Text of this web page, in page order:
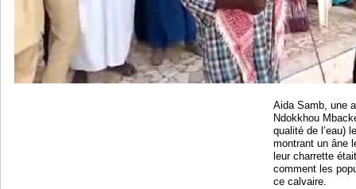
Aida Samb, une
Ndokkhou
qualité de l’eau)
montrant un âne
leur charrette
comment les
ce calvaire.